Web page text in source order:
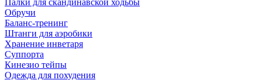
Палки для скандинавской ходьбы
Обручи
Баланс-тренинг
Штанги для аэробики
Хранение инветаря
Суппорта
Кинезио тейпы
Одежда для похудения